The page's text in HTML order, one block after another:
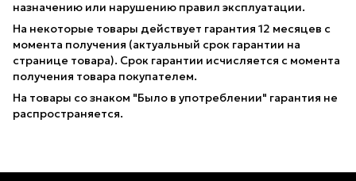
назначению или нарушению правил эксплуатации.
На некоторые товары действует гарантия 12 месяцев с
момента получения (актуальный срок гарантии на
странице товара). Срок гарантии исчисляется с момента
получения товара покупателем.
На товары со знаком "Было в употреблении" гарантия не
распространяется.